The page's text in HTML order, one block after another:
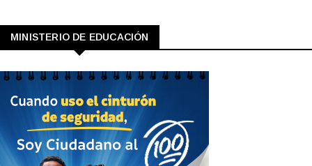
MINISTERIO DE EDUCACIÓN